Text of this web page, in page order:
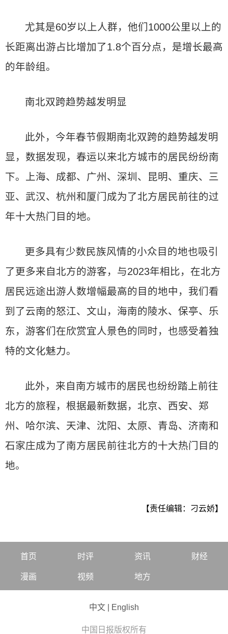
尤其是60岁以上人群，他们1000公里以上的
长距离出游占比增加了1.8个百分点，是增长最高
的年龄组。
南北双跨趋势越发明显
此外，今年春节假期南北双跨的趋势越发明
显，数据发现，春运以来北方城市的居民纷纷南
下。上海、成都、广州、深圳、昆明、重庆、三
亚、武汉、杭州和厦门成为了北方居民前往的过
年十大热门目的地。
更多具有少数民族风情的小众目的地也吸引
了更多来自北方的游客，与2023年相比，在北方
居民远途出游人数增幅最高的目的地中，我们看
到了云南的怒江、文山，海南的陵水、保亭、乐
东，游客们在欣赏宜人景色的同时，也感受着独
特的文化魅力。
此外，来自南方城市的居民也纷纷踏上前往
北方的旅程，根据最新数据，北京、西安、郑
州、哈尔滨、天津、沈阳、太原、青岛、济南和
石家庄成为了南方居民前往北方的十大热门目的
地。
【责任编辑：刁云娇】
首页 时评 资讯 财经
漫画 视频 地方
中文 English
中国日报版权所有